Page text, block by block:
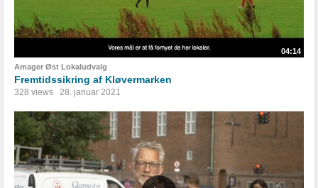
04:14
Amager Øst Lokaludvalg
Fremtidssikring af Kløvermarken
328 views 28. januar 2021